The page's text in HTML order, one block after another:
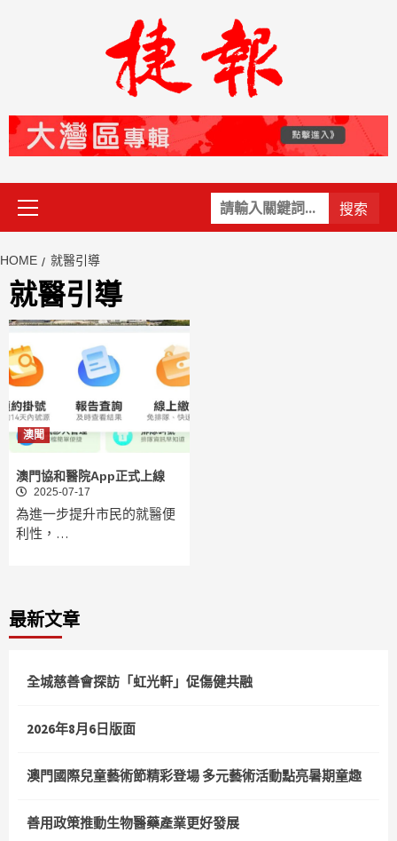
關
鍵
Primary
Menu
HOME 就醫引導
就醫引導
澳聞
澳門協和醫院App正式上線
2025-07-17
為進一步提升市民的就醫便
利性，…
最新文章
全城慈善會探訪「虹光軒」促傷健共融
2026年8月6日版面
澳門國際兒童藝術節精彩登場 多元藝術活動點亮暑期童趣
善用政策推動生物醫藥產業更好發展